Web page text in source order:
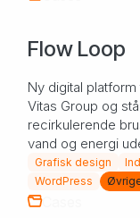
Flow Loop
Ny digital
Vitas Group og
recirkulerende
vand og energi
Grafisk design
WordPress
Cases